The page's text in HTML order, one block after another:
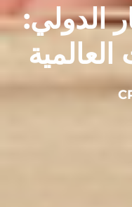
الدولي: